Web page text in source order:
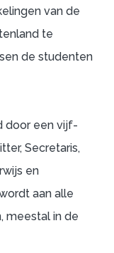
van de
te
de studenten
door een vijf-
Secretaris,
en
aan alle
meestal in de